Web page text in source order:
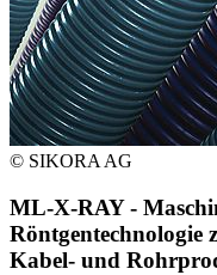
© SIKORA AG
ML-X-RAY -
Röntgentechnologie
Kabel- und